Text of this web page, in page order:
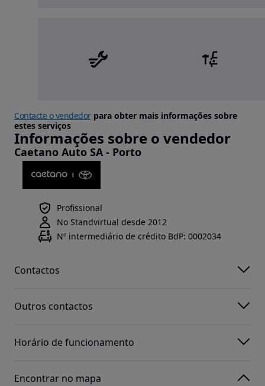
Contacte o vendedorpara obter mais informações sobre
estes serviços
Informações sobre o vendedor
Caetano Auto SA - Porto
Profissional
No Standvirtual desde 2012
Nº intermediário de crédito BdP: 0002034
Contactos
Outros contactos
Horário de funcionamento
Encontrar no mapa